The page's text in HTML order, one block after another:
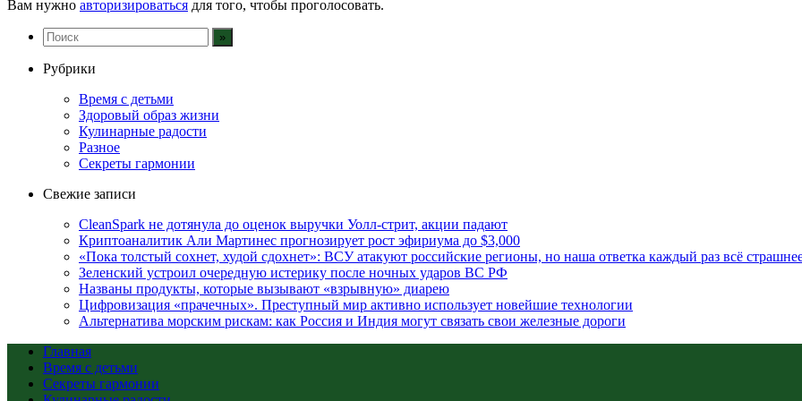
Вам нужно авторизироваться для того, чтобы проголосовать.
Рубрики
Время с детьми
Здоровый образ жизни
Кулинарные радости
Разное
Секреты гармонии
Свежие записи
CleanSpark не дотянула до оценок выручки Уолл-стрит, акции падают
Криптоаналитик Али Мартинес прогнозирует рост эфириума до $3,000
«Пока толстый сохнет, худой сдохнет»: ВСУ атакуют российские регионы, но наша ответка каждый раз всё
Зеленский устроил очередную истерику после ночных ударов ВС РФ
Названы продукты, которые вызывают «взрывную» диарею
Цифровизация «прачечных». Преступный мир активно использует новейшие технологии
Альтернатива морским рискам: как Россия и Индия могут связать свои железные дороги
Главная
Время с детьми
Секреты гармонии